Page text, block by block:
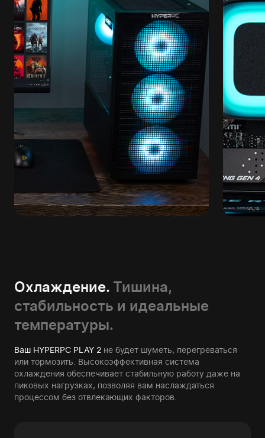
Охлаждение. Тишина,
стабильность и идеальные
температуры.
Ваш HYPERPC PLAY 2 не будет шуметь, перегреваться
или тормозить. Высокоэффективная система
охлаждения обеспечивает стабильную работу даже на
пиковых нагрузках, позволяя вам наслаждаться
процессом без отвлекающих факторов.